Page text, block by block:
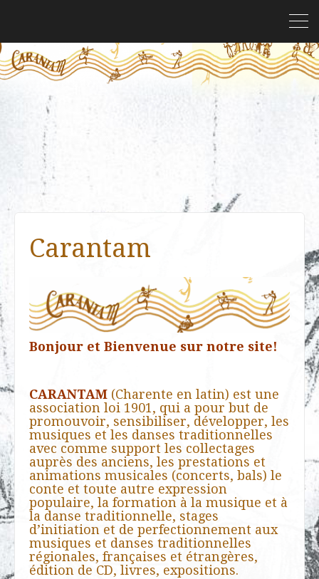
Carantam
Bonjour et Bienvenue sur notre site!
CARANTAM (Charente en latin) est une
association loi 1901, qui a pour but de
promouvoir, sensibiliser, développer, les
musiques et les danses traditionnelles
avec comme support les collectages
auprès des anciens, les prestations et
animations musicales (concerts, bals) le
conte et toute autre expression
populaire, la formation à la musique et à
la danse traditionnelle, stages
d’initiation et de perfectionnement aux
musiques et danses traditionnelles
régionales, françaises et étrangères,
édition de CD, livres, expositions.